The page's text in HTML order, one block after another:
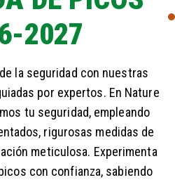
2027
la seguridad con nuestras
por expertos. En Nature
tu seguridad, empleando
rigurosas medidas de
meticulosa. Experimenta
con confianza, sabiendo